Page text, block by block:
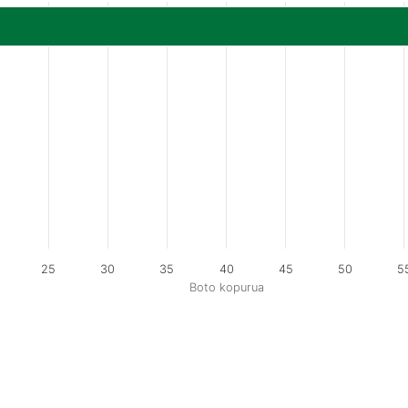
Boto kopurua
25 30 35 40 45 50